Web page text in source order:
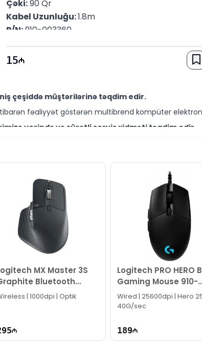
Çəki: 90 Qr
Kabel Uzunluğu: 1.8m
P/N: 910-003360
Zəmanət: 12 Ay
15
çeşiddə müştərilərinə təqdim edir.
fəaliyyət göstərən multibrend kompüter
yerində və sürətli servis xidməti təqdim edir.
Bakıda sərfəli qiymətə NƏĞD, KÖÇÜRMƏ
suallarınızı saytımız vasitəsilə bizə yaza
hər gün 10:00-19:00 saatlarında aktivdir.
bağlı bütün suallarınızı saytımızın canlı
edə və ya WhatsApp nömrəmizə mesaj göndərə
MX Master 3S
Bluetooth
910-006559
| 1000dpi | Optik
Logitech PRO HERO
Gaming Mouse 910-
005440
Wired | 25600dpi | Hero
40G/sec
189